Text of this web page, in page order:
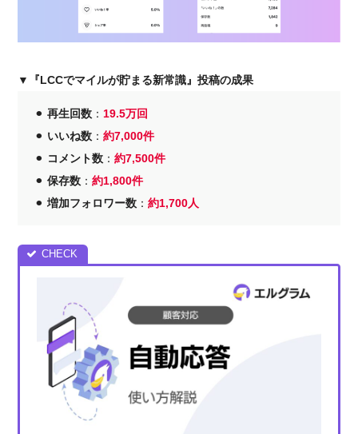
▼『LCCでマイルが貯まる新常識』投稿の成果
⚫︎再生回数 ： 19.5万回
⚫︎ いいね数 ：約7,000件
⚫︎ コメント数 ：約7,500件
⚫︎保存数 ：約1,800件
⚫︎増加フォロワー数 ：約1,700人